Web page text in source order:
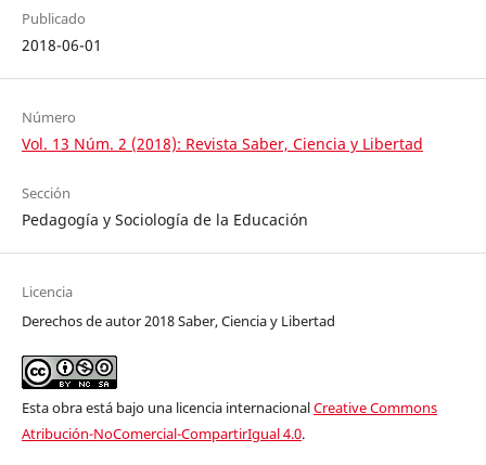
Publicado
2018-06-01
Número
Vol. 13 Núm. 2 (2018): Revista Saber, Ciencia y Libertad
Sección
Pedagogía y Sociología de la Educación
Licencia
Derechos de autor 2018 Saber, Ciencia y Libertad
Esta obra está bajo una licencia internacionalCreative Commons
Atribución-NoComercial-CompartirIgual 4.0.